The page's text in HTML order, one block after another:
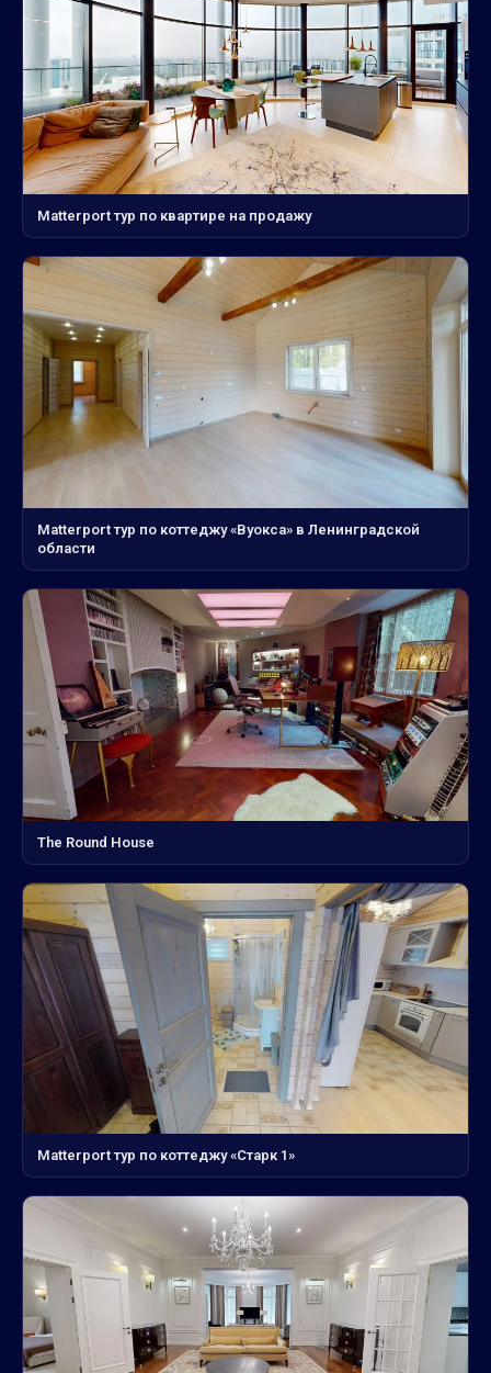
Matterport тур по квартире на продажу
Matterport тур по коттеджу «Вуокса» в Ленинградской
области
The Round House
Matterport тур по коттеджу «Старк 1»